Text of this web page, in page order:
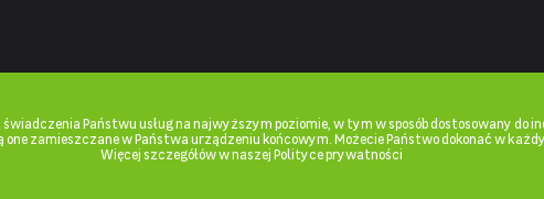
Państwu usług na najwyższym poziomie, w tym w sposób dostosowany
zamieszczane w Państwa urządzeniu końcowym. Możecie Państwo dokonać w
Więcej szczegółów w naszej Polityce prywatności